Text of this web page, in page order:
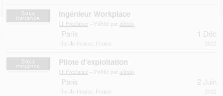
Sous
traitance Ingénieur Workplace
IT Freelance – Publié par admin
Paris
Île-de-France, France
1 Déc
2022
Sous
traitance Pilote d’exploitation
IT Freelance – Publié par admin
Paris
Île-de-France, France
2 Juin
2022